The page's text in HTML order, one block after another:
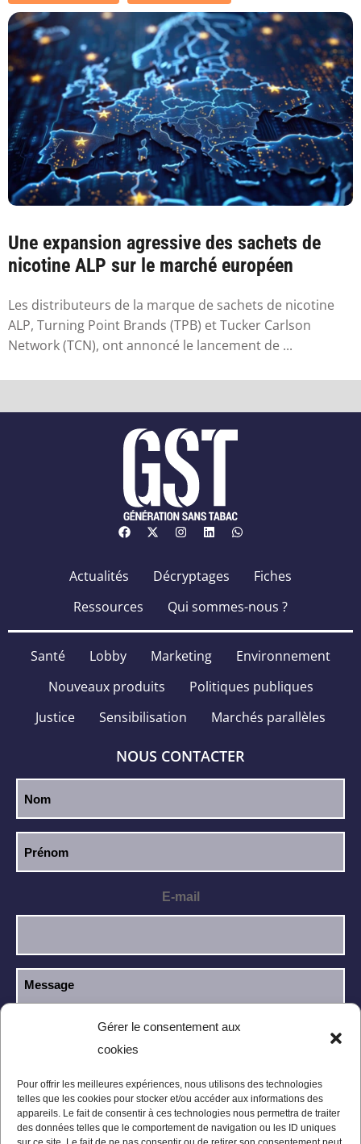
Gérer le consentement aux
cookies
Pour offrir les meilleures expériences, nous utilisons des technologies
telles que les cookies pour stocker et/ou accéder aux informations des
appareils. Le fait de consentir à ces technologies nous permettra de traiter
des données telles que le comportement de navigation ou les ID uniques
Une expansion agressive des sachets de
nicotine ALP sur le marché européen
Les distributeurs de la marque de sachets de nicotine
ALP, Turning Point Brands (TPB) et Tucker Carlson
Network (TCN), ont annoncé le lancement de ...
Actualités Décryptages
Fiches
Ressources
Qui sommes-nous ?
Santé Lobby Marketing
Environnement
Nouveaux produits
Politiques publiques
Justice
Sensibilisation Marchés parallèles
NOUS CONTACTER
E-mail
J’ai lu et j’accepte la
confidentialité.